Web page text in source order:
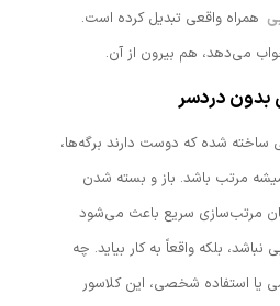
همراه واقعی تبدیل کرده است.
می‌دهد، هم بیرون از آن.
بدون دردسر
ساخته شده که دوست دارند برگه‌ها،
مرتب باشد. باز و بسته شدن
مرتب‌سازی سریع باعث می‌شود
بلکه واقعاً به کار بیاید. چه
یا استفاده شخصی، این کلاسور